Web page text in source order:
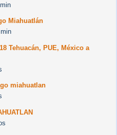
Miahuatlán
Tehuacán, PUE, México a
miahuatlan